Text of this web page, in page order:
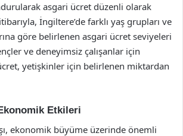
asgari ücret düzenli olarak
İngiltere’de farklı yaş grupları ve
göre belirlenen asgari ücret seviyeleri
ve deneyimsiz çalışanlar için
yetişkinler için belirlenen miktardan
Etkileri
ekonomik büyüme üzerinde önemli